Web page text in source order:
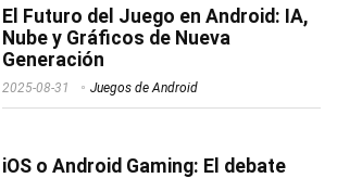
El Futuro del Juego en Android: IA,
Nube y Gráficos de Nueva
Generación
2025-08-31 Juegos de Android
iOS o Android Gaming: El debate